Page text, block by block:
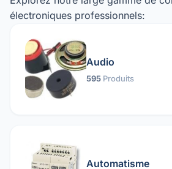
électroniques professionnels:
Audio
595 Produits
Automatisme